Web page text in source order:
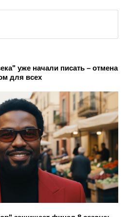
уже начали писать – отмена
для всех